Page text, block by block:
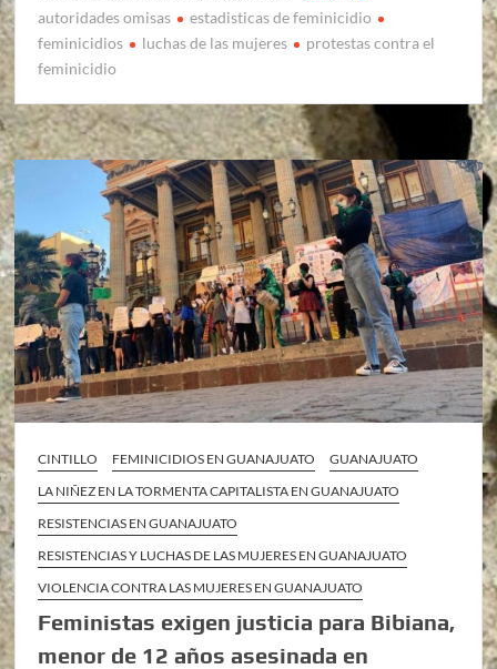
autoridades omisas
estadisticas de feminicidio
feminicidios
luchas de las mujeres
protestas contra el
feminicidio
CINTILLO FEMINICIDIOS EN GUANAJUATO
GUANAJUATO
LA NIÑEZ EN LA TORMENTA CAPITALISTA EN GUANAJUATO
RESISTENCIAS EN GUANAJUATO
RESISTENCIAS Y LUCHAS DE LAS MUJERES EN GUANAJUATO
VIOLENCIA CONTRA LAS MUJERES EN GUANAJUATO
Feministas exigen justicia para Bibiana,
menor de 12 años asesinada en